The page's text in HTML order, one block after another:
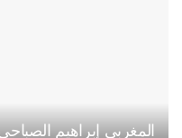
المغربي إبراهيم